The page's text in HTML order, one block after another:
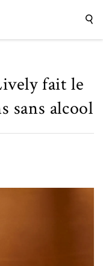
fait le
sans alcool